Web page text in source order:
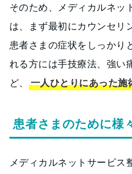
そのため、メディカルネッ
は、まず最初にカウンセリ
患者さまの症状をしっかり
れる方には手技療法、強い
ど、
一人ひとりにあった施
患者さまのために様
メディカルネットサービス